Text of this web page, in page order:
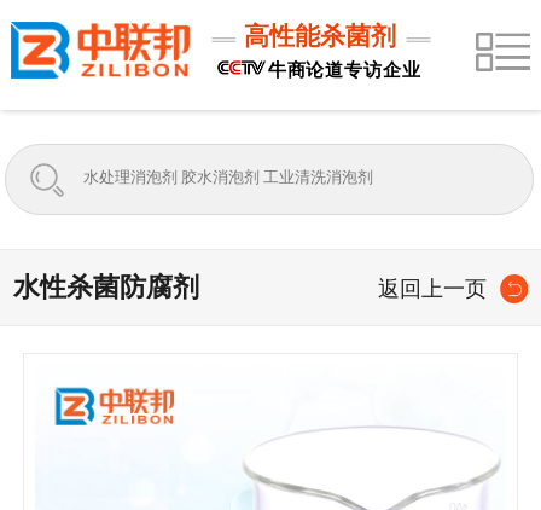
高性能杀菌剂
牛商论道专访企业
水性杀菌防腐剂 返回上一页